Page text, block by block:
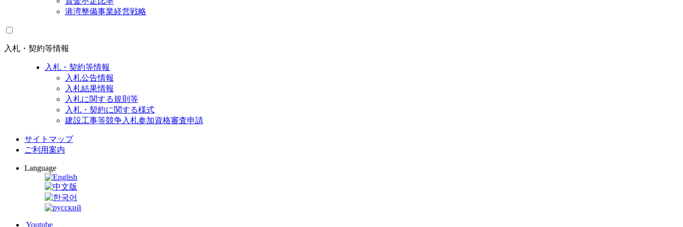
港湾整備事業経営戦略
入札・契約等情報
入札・契約等情報
入札公告情報
入札結果情報
入札に関する規則等
入札・契約に関する様式
建設工事等競争入札参加資格審査申請
サイトマップ
ご利用案内
Language
Youtube